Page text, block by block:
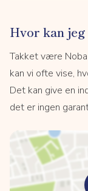
Hvor kan
Takket være
kan vi ofte vise,
Det kan give en
det er ingen